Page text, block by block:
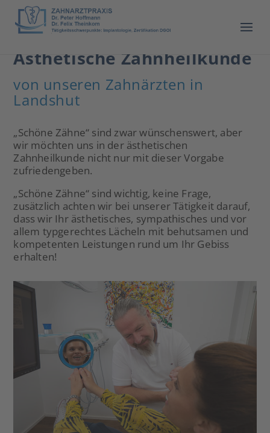
Ästhetische Zahnheilkunde
von unseren Zahnärzten in
Landshut
„Schöne Zähne“ sind zwar wünschenswert, aber
wir möchten uns in der ästhetischen
Zahnheilkunde nicht nur mit dieser Vorgabe
zufriedengeben.
„Schöne Zähne“ sind wichtig, keine Frage,
zusätzlich achten wir bei unserer Tätigkeit darauf,
dass wir Ihr ästhetisches, sympathisches und vor
allem typgerechtes Lächeln mit behutsamen und
kompetenten Leistungen rund um Ihr Gebiss
erhalten!